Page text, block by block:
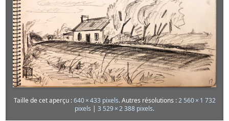
Taille de cet aperçu :640 × 433 pixels.Autres résolutions :2 560 × 1 732
pixels
3 529 × 2 388 pixels.